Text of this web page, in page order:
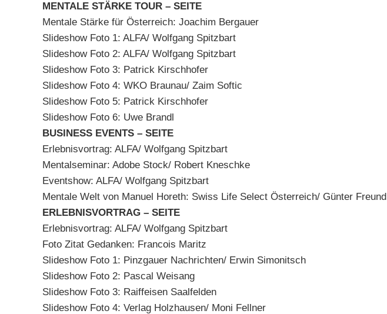
MENTALE STÄRKE TOUR – SEITE
Mentale Stärke für Österreich: Joachim Bergauer
Slideshow Foto 1: ALFA/ Wolfgang Spitzbart
Slideshow Foto 2: ALFA/ Wolfgang Spitzbart
Slideshow Foto 3: Patrick Kirschhofer
Slideshow Foto 4: WKO Braunau/ Zaim Softic
Slideshow Foto 5: Patrick Kirschhofer
Slideshow Foto 6: Uwe Brandl
BUSINESS EVENTS – SEITE
Erlebnisvortrag: ALFA/ Wolfgang Spitzbart
Mentalseminar: Adobe Stock/ Robert Kneschke
Eventshow: ALFA/ Wolfgang Spitzbart
Mentale Welt von Manuel Horeth: Swiss Life Select Österreich/ Günter Freund
ERLEBNISVORTRAG – SEITE
Erlebnisvortrag: ALFA/ Wolfgang Spitzbart
Foto Zitat Gedanken: Francois Maritz
Slideshow Foto 1: Pinzgauer Nachrichten/ Erwin Simonitsch
Slideshow Foto 2: Pascal Weisang
Slideshow Foto 3: Raiffeisen Saalfelden
Slideshow Foto 4: Verlag Holzhausen/ Moni Fellner